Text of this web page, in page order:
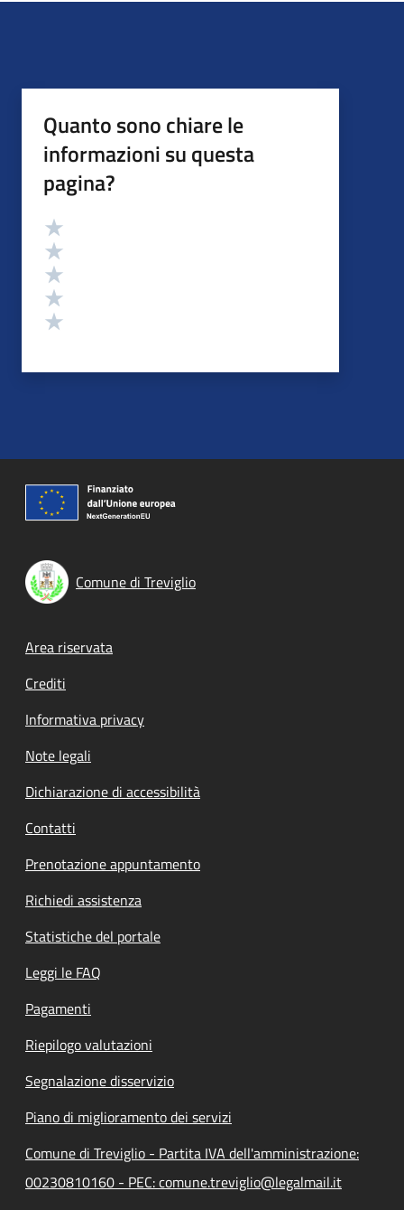
Quanto sono chiare le
informazioni su questa
pagina?
Valutazione
Comune di Treviglio
Footer menu
Area riservata
Crediti
Informativa privacy
Note legali
Dichiarazione di accessibilità
Contatti
Prenotazione appuntamento
Richiedi assistenza
Statistiche del portale
Leggi le FAQ
Pagamenti
Riepilogo valutazioni
Segnalazione disservizio
Piano di miglioramento dei servizi
Comune di Treviglio - Partita IVA dell'amministrazione:
00230810160 - PEC: comune.treviglio@legalmail.it